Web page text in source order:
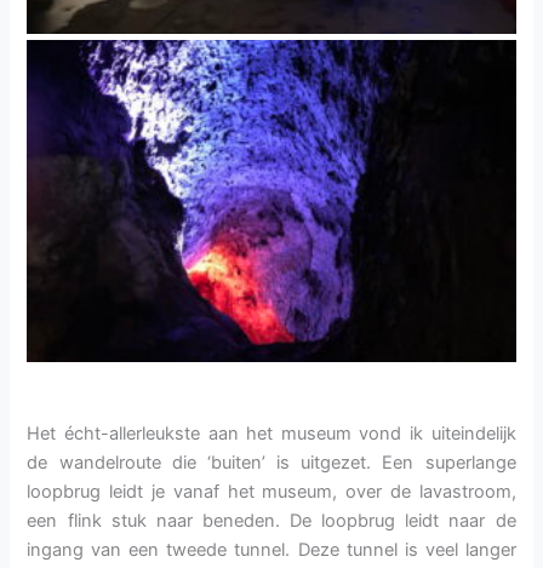
Het écht-allerleukste aan het museum vond ik uiteindelijk
de wandelroute die ‘buiten’ is uitgezet. Een superlange
loopbrug leidt je vanaf het museum, over de lavastroom,
een flink stuk naar beneden. De loopbrug leidt naar de
ingang van een tweede tunnel. Deze tunnel is veel langer